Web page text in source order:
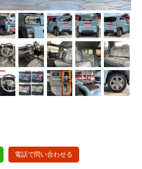
電話で問い合わせる